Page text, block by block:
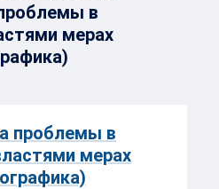
в
мерах
проблемы в
мерах